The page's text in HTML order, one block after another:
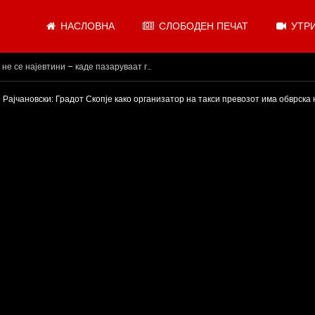
НАСЛОВНА СЛОБОДЕН ПЕЧАТ
додека сме надвор од ЕУ“
Рајчановски: Градот Скопје како организатор на такси превозот има